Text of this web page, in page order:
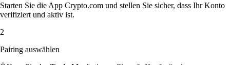
Starten Sie die App Crypto.com und stellen Sie sicher, dass Ihr Konto
verifiziert und aktiv ist.
2
Pairing auswählen